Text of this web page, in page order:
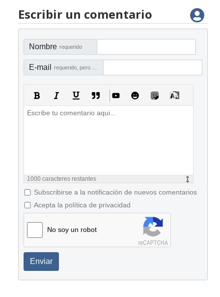
Escribir un comentario
Nombre requerido
E-mail
1000 caracteres restantes
Subscribirse a la notificación de nuevos comentarios
Acepta la política de privacidad
No soy un robot
Enviar